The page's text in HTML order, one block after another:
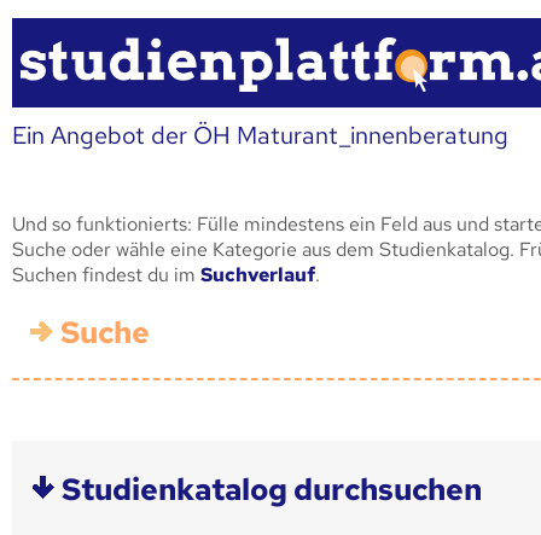
Ein Angebot der ÖH Maturant_innenberatung
Und so funktionierts: Fülle mindestens ein Feld aus und
Suche oder wähle eine Kategorie aus dem Studienkatalog.
Suchen findest du im Suchverlauf.
Suche
Studienkatalog durchsuchen